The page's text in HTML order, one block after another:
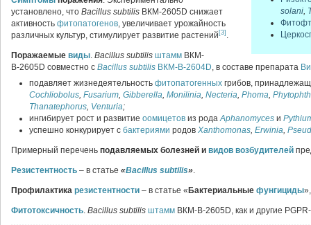
solani,
установлено, что Bacillus subtilis ВКМ-2605D снижает
активность фитопатогенов, увеличивает урожайность
различных культур, стимулирует развитие растений [3] .
Поражаемые виды. Bacillus subtilis штамм ВКМ-
В-2605D совместно с Bacillus subtilis ВКМ-В-2604D, в составе препарата
подавляет жизнедеятельность фитопатогенных грибов,
Cochliobolus, Fusarium, Gibberella, Monilinia, Necteria, Phoma,
Thanatephorus, Venturia;
ингибирует рост и развитие оомицетов из родаAphanomyces и
успешно конкурирует с бактериями родов Xanthomonas, Erwinia,
Примерный перечень подавляемых болезней и видов возбудителей
Резистентность – в статье «Bacillus subtilis».
Профилактика резистентности – в статье « Бактериальные фунгициды
Фитотоксичность. Bacillus subtilis штамм ВКМ-В-2605D, как и другие